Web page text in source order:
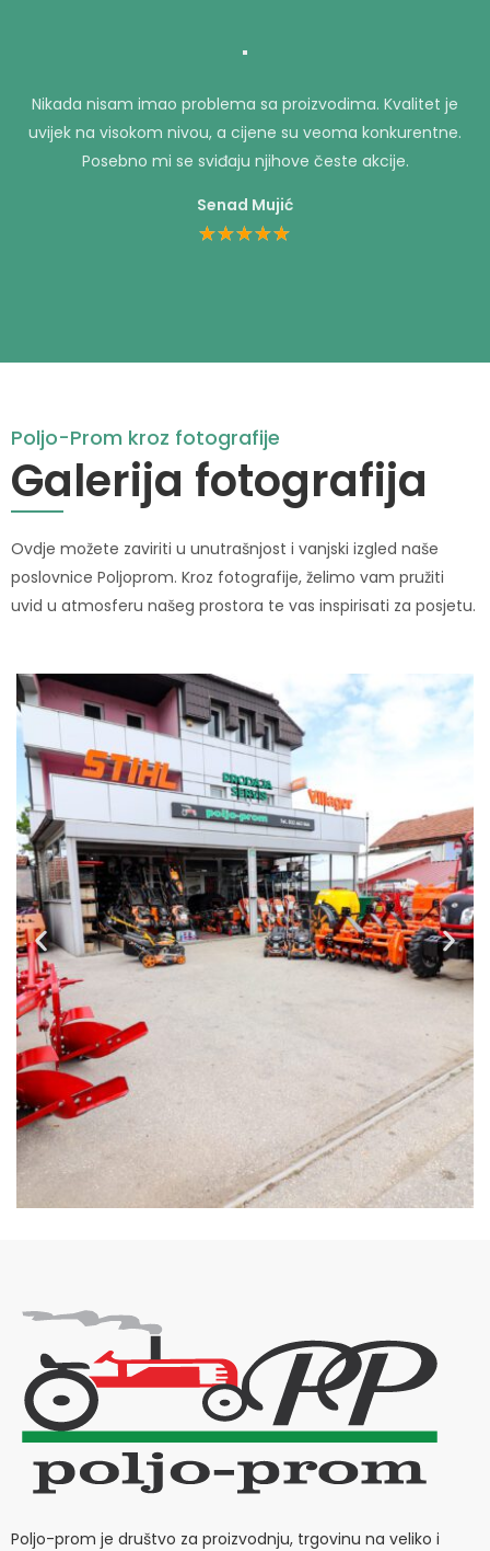
Nikada nisam imao problema sa proizvodima. Kvalitet je
uvijek na visokom nivou, a cijene su veoma konkurentne.
Posebno mi se sviđaju njihove česte akcije.
Senad Mujić
Poljo-Prom kroz fotografije
Galerija fotografija
Ovdje možete zaviriti u unutrašnjost i vanjski izgled naše
poslovnice Poljoprom. Kroz fotografije, želimo vam pružiti
uvid u atmosferu našeg prostora te vas inspirisati za posjetu.
Poljo-prom je društvo za proizvodnju, trgovinu na veliko i